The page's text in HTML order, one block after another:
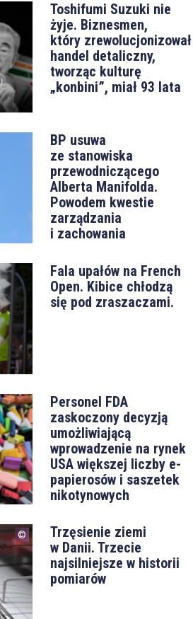
Toshifumi Suzuki nie
żyje. Biznesmen,
który zrewolucjonizował
handel detaliczny,
tworząc kulturę
„konbini”, miał 93 lata
BP usuwa
ze stanowiska
przewodniczącego
Alberta Manifolda.
Powodem kwestie
zarządzania
i zachowania
Fala upałów na French
Open. Kibice chłodzą
się pod zraszaczami.
Personel FDA
zaskoczony decyzją
umożliwiającą
wprowadzenie na rynek
USA większej liczby e-
papierosów i saszetek
nikotynowych
Trzęsienie ziemi
w Danii. Trzecie
najsilniejsze w historii
pomiarów